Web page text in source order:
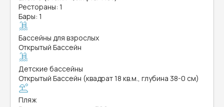
Рестораны: 1
Бары: 1
Бассейны для взрослых
Открытый Бассейн
Детские бассейны
Открытый Бассейн (квадрат 18 кв.м., глубина 38-0 см)
Пляж